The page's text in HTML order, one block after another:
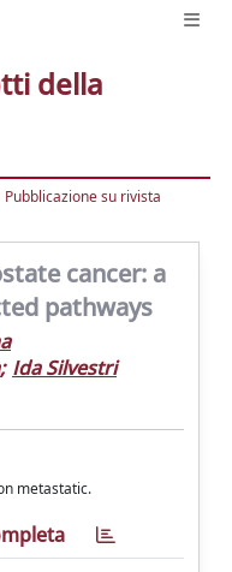
della
Pubblicazione su rivista
cancer: a
pathways
; Ida Silvestri
metastatic.